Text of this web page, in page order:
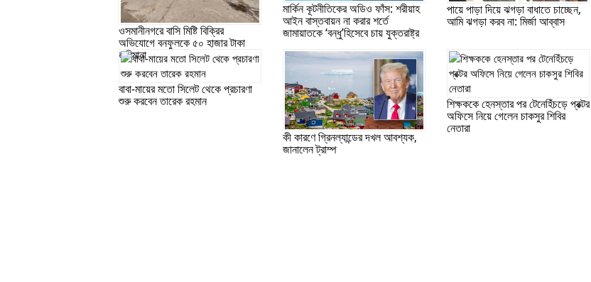
ওসমানীনগরে বাসি মিষ্টি বিক্রির
অভিযোগে বনফুলকে ৫০ হাজার টাকা
জরিমানা
মার্কিন কূটনীতিকের অডিও ফাঁস: শরীয়াহ
আইন বাস্তবায়ন না করার শর্তে
জামায়াতকে ‘বন্ধু’হিসেবে চায় যুক্তরাষ্ট্র
পায়ে পাড়া দিয়ে ঝগড়া বাধাতে চাচ্ছেন,
আমি ঝগড়া করব না: মির্জা আব্বাস
বাবা-মায়ের মতো সিলেট থেকে প্রচারণা
শুরু করবেন তারেক রহমান
কী কারণে গ্রিনল্যান্ডের দখল আবশ্যক,
জানালেন ট্রাম্প
শিক্ষককে হেনস্তার পর টেনেহিঁচড়ে প্রক্টর
অফিসে নিয়ে গেলেন চাকসুর শিবির
নেতারা